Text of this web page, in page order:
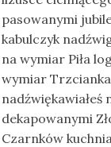
pasowanymi
kabulczyk
na wymiar Piła
wymiar
nadźwiękawiałeś
dekapowanymi
Czarnków